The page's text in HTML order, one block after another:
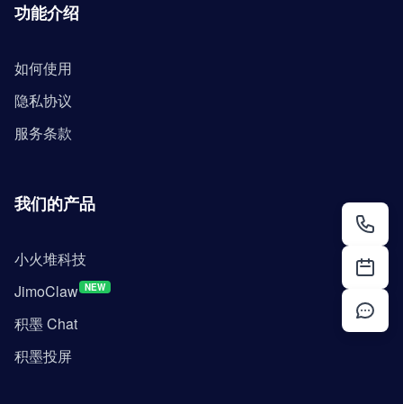
功能介绍
如何使用
隐私协议
服务条款
我们的产品
小火堆科技
JimoClaw NEW
积墨 Chat
积墨投屏